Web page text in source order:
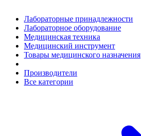
Лабораторные принадлежности
Лабораторное оборудование
Медицинская техника
Медицинский инструмент
Товары медицинского назначения
Производители
Все категории